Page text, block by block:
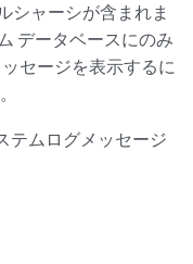
シャーシが含まれま
データベースにのみ
セージを表示するに
テムログメッセージ